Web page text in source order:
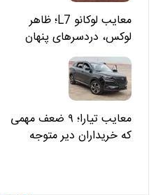
معایب لوکانو L7؛ ظاهر
لوکس، دردسرهای پنهان
معایب تیارا؛ ۹ ضعف مهمی
که خریداران دیر متوجه